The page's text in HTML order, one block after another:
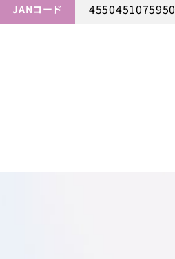
JANコード 4550451075950